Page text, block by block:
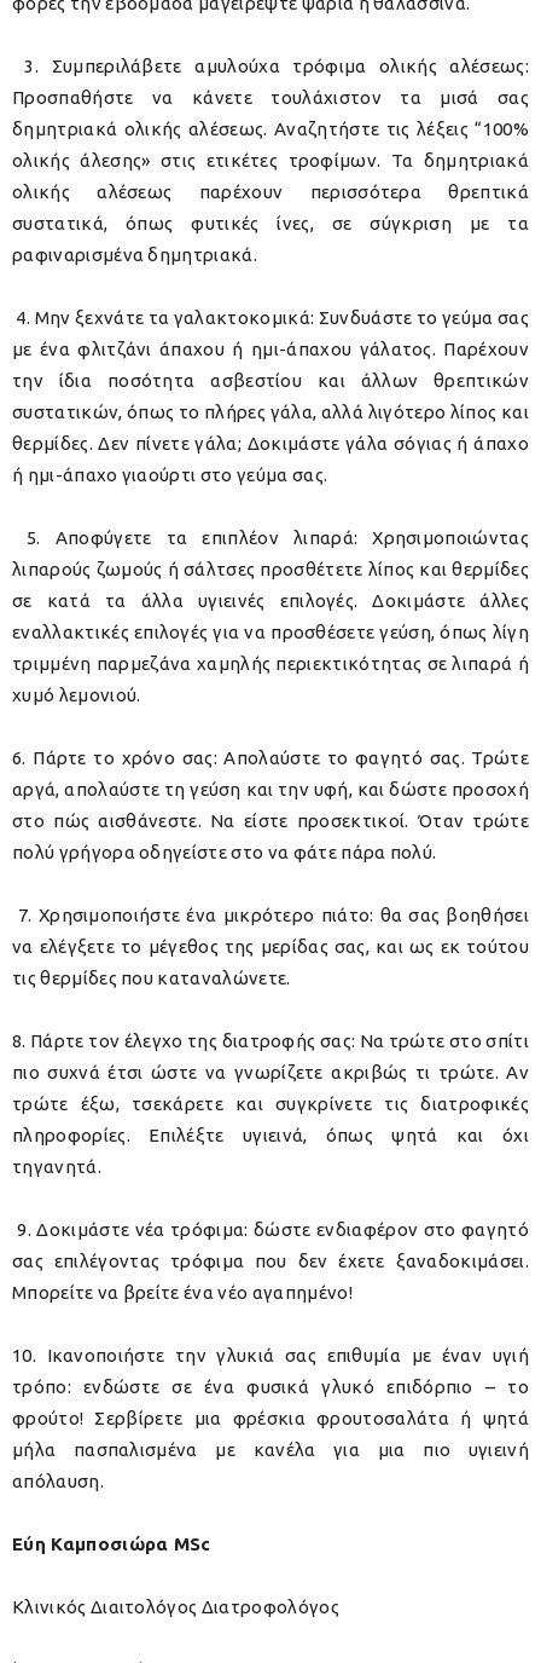
3. Συμπεριλάβετε αμυλούχα τρόφιμα ολικής αλέσεως:
Προσπαθήστε να κάνετε τουλάχιστον τα μισά σας
δημητριακά ολικής αλέσεως. Αναζητήστε τις λέξεις “100%
ολικής άλεσης» στις ετικέτες τροφίμων. Τα δημητριακά
ολικής αλέσεως παρέχουν περισσότερα θρεπτικά
συστατικά, όπως φυτικές ίνες, σε σύγκριση με τα
ραφιναρισμένα δημητριακά.
4. Μην ξεχνάτε τα γαλακτοκομικά: Συνδυάστε το γεύμα σας
με ένα φλιτζάνι άπαχου ή ημι-άπαχου γάλατος. Παρέχουν
την ίδια ποσότητα ασβεστίου και άλλων θρεπτικών
συστατικών, όπως το πλήρες γάλα, αλλά λιγότερο λίπος και
θερμίδες. Δεν πίνετε γάλα; Δοκιμάστε γάλα σόγιας ή άπαχο
ή ημι-άπαχο γιαούρτι στο γεύμα σας.
5. Αποφύγετε τα επιπλέον λιπαρά: Χρησιμοποιώντας
λιπαρούς ζωμούς ή σάλτσες προσθέτετε λίπος και θερμίδες
σε κατά τα άλλα υγιεινές επιλογές. Δοκιμάστε άλλες
εναλλακτικές επιλογές για να προσθέσετε γεύση, όπως λίγη
τριμμένη παρμεζάνα χαμηλής περιεκτικότητας σε λιπαρά ή
χυμό λεμονιού.
6. Πάρτε το χρόνο σας: Απολαύστε το φαγητό σας. Τρώτε
αργά, απολαύστε τη γεύση και την υφή, και δώστε προσοχή
στο πώς αισθάνεστε. Να είστε προσεκτικοί. Όταν τρώτε
πολύ γρήγορα οδηγείστε στο να φάτε πάρα πολύ.
7. Χρησιμοποιήστε ένα μικρότερο πιάτο: θα σας βοηθήσει
να ελέγξετε το μέγεθος της μερίδας σας, και ως εκ τούτου
τις θερμίδες που καταναλώνετε.
8. Πάρτε τον έλεγχο της διατροφής σας: Να τρώτε στο σπίτι
πιο συχνά έτσι ώστε να γνωρίζετε ακριβώς τι τρώτε. Αν
τρώτε έξω, τσεκάρετε και συγκρίνετε τις διατροφικές
πληροφορίες. Επιλέξτε υγιεινά, όπως ψητά και όχι
τηγανητά.
9. Δοκιμάστε νέα τρόφιμα: δώστε ενδιαφέρον στο φαγητό
σας επιλέγοντας τρόφιμα που δεν έχετε ξαναδοκιμάσει.
Μπορείτε να βρείτε ένα νέο αγαπημένο!
10. Ικανοποιήστε την γλυκιά σας επιθυμία με έναν υγιή
τρόπο: ενδώστε σε ένα φυσικά γλυκό επιδόρπιο – το
φρούτο! Σερβίρετε μια φρέσκια φρουτοσαλάτα ή ψητά
μήλα πασπαλισμένα με κανέλα για μια πιο υγιεινή
απόλαυση.
Εύη Καμποσιώρα MSc
Κλινικός Διαιτολόγος Διατροφολόγος